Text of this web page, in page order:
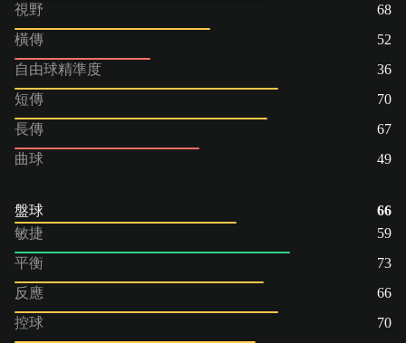
視野
68
橫傳
52
自由球精準度
36
短傳
70
長傳
67
曲球
49
盤球
66
敏捷
59
平衡
73
反應
66
控球
70